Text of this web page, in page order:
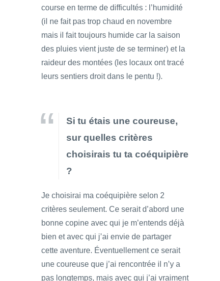
course en terme de difficultés : l’humidité
(il ne fait pas trop chaud en novembre
mais il fait toujours humide car la saison
des pluies vient juste de se terminer) et la
raideur des montées (les locaux ont tracé
leurs sentiers droit dans le pentu !).
Si tu étais une coureuse,
sur quelles critères
choisirais tu ta coéquipière
?
Je choisirai ma coéquipière selon 2
critères seulement. Ce serait d’abord une
bonne copine avec qui je m’entends déjà
bien et avec qui j’ai envie de partager
cette aventure. Éventuellement ce serait
une coureuse que j’ai rencontrée il n’y a
pas longtemps, mais avec qui j’ai vraiment